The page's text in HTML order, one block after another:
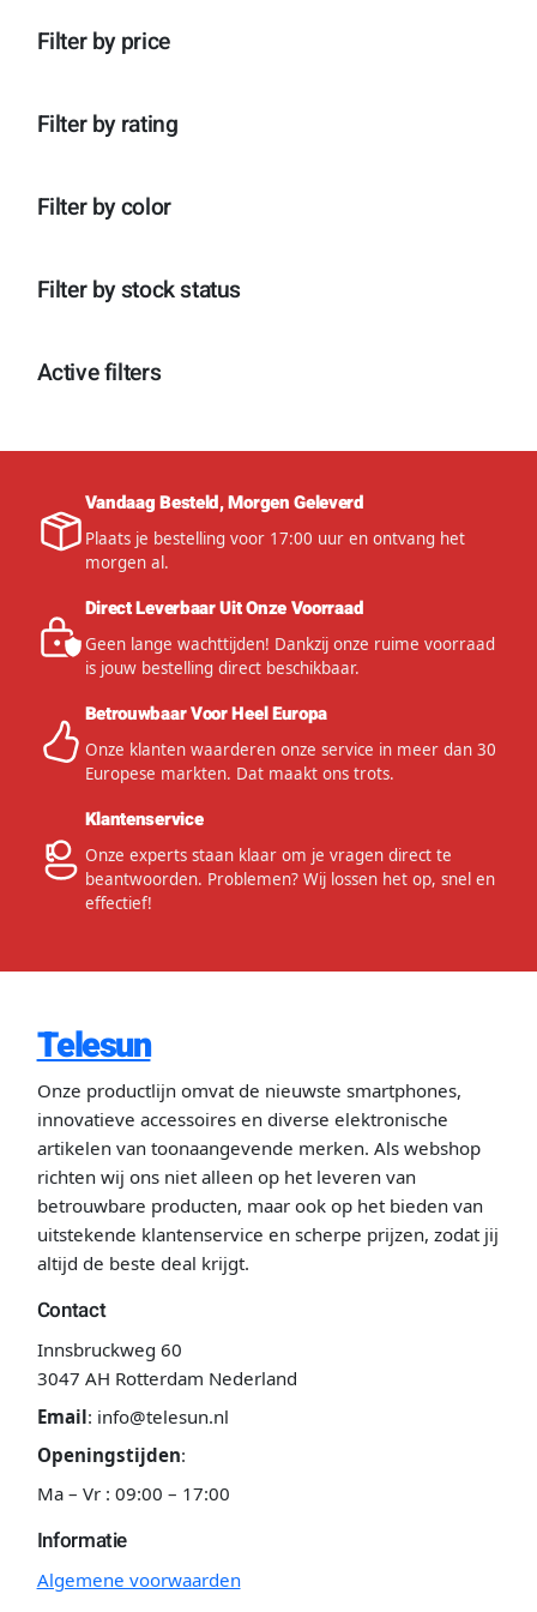
Filter by price
Filter by rating
Filter by color
Filter by stock status
Active filters
Vandaag Besteld, Morgen Geleverd
Plaats je bestelling voor 17:00 uur en ontvang het
morgen al.
Direct Leverbaar Uit Onze Voorraad
Geen lange wachttijden! Dankzij onze ruime voorraad
is jouw bestelling direct beschikbaar.
Betrouwbaar Voor Heel Europa
Onze klanten waarderen onze service in meer dan 30
Europese markten. Dat maakt ons trots.
Klantenservice
Onze experts staan klaar om je vragen direct te
beantwoorden. Problemen? Wij lossen het op, snel en
effectief!
Telesun
Onze productlijn omvat de nieuwste smartphones,
innovatieve accessoires en diverse elektronische
artikelen van toonaangevende merken. Als webshop
richten wij ons niet alleen op het leveren van
betrouwbare producten, maar ook op het bieden van
uitstekende klantenservice en scherpe prijzen, zodat jij
altijd de beste deal krijgt.
Contact
Innsbruckweg 60
3047 AH Rotterdam Nederland
Email: info@telesun.nl
Openingstijden:
Ma – Vr : 09:00 – 17:00
Informatie
Algemene voorwaarden